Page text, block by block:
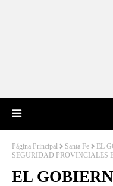
Página Principal Santa Fe
EL
SEGURIDAD PROVINCIALES
EL